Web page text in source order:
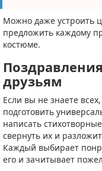
Можно даже устроить
предложить каждому
костюме.
друзьям
Если вы не знаете
подготовить
написать
свернуть их и
Каждый выбирает
его и зачитывает